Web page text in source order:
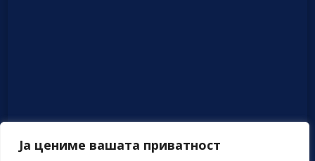
Ја цениме вашата приватност